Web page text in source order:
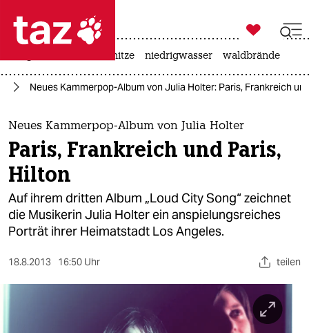
 taz zahl ich
taz zahl ich
themen
politik
öko
gesellschaft
sport

taz zahl ich
hitze niedrigwasser waldbrände
Neues Kammerpop-Album von Julia Holter: Paris, Frankreich
Neues Kammerpop-Album von Julia Holter
Paris, Frankreich und Paris,
Hilton
Auf ihrem dritten Album „Loud City Song“ zeichnet
die Musikerin Julia Holter ein anspielungsreiches
Porträt ihrer Heimatstadt Los Angeles.
18.8.2013 16:50 Uhr teilen